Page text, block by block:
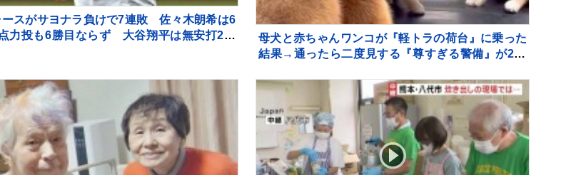
ースがサヨナラ負けで7連敗 佐々木朗希は6
力投も6勝目ならず 大谷翔平は無安打2四
母犬と赤ちゃんワンコが『軽トラの荷台』に乗った
結果→通ったら二度見する『尊すぎる警備』が217